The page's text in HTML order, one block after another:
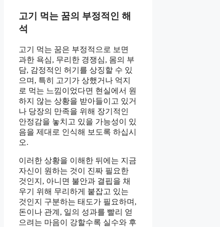
고기 먹는 꿈의 부정적인 해
석
고기 먹는 꿈은 부정적으로 보면
과한 욕심, 무리한 경쟁심, 몸의 부
담, 감정적인 허기를 상징할 수 있
으며, 특히 고기가 상했거나 억지
로 먹는 느낌이었다면 현실에서 원
하지 않는 상황을 받아들이고 있거
나 당장의 만족을 위해 장기적인
안정감을 놓치고 있을 가능성이 있
음을 제대로 인식해 보도록 하십시
오.
이러한 상황을 이해한 뒤에는 지금
자신이 원하는 것이 진짜 필요한
것인지, 아니면 불안과 결핍을 채
우기 위해 무리하게 붙잡고 있는
것인지 구분하는 태도가 필요하며,
돈이나 관계, 일의 성과를 빨리 얻
으려는 마음이 강할수록 실수와 후